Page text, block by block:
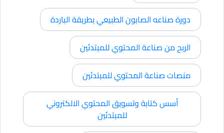
دورة صناعه الصابون الطبيعي بطريقة الباردة
الربح من صناعة المحتوي للمبتدئين
منصات صناعة المحتوي للمبتدئين
أسس كتابة وتسويق المحتوي الالكتروني
للمبتدئين